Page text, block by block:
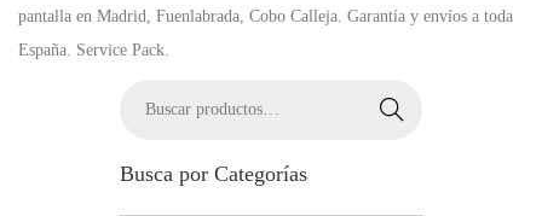
pantalla en Madrid, Fuenlabrada, Cobo Calleja. Garantía y envíos a toda
España. Service Pack.
Buscar
Busca por Categorías